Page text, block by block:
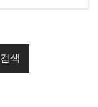
검색